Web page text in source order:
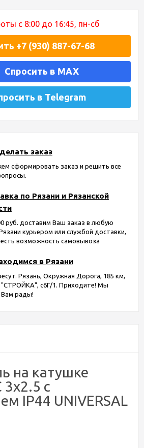
с 8:00 до 16:45, пн-сб
+7 (930) 887-67-68
Спросить в MAX
в Telegram
заказ
сформировать заказ и решить все
по Рязани и Рязанской
руб. доставим Ваш заказ в любую
курьером или службой доставки,
возможность самовывоза
в Рязани
г. Рязань, Окружная Дорога, 185 км,
с6Г/1. Приходите! Мы
Вам рады!
на катушке
с
IP44 UNIVERSAL